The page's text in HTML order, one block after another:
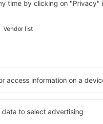
Unterkünfte von
der Slowakei - Beliebte
Banská Bystrica Unterkunft
Unterkunft in Makov